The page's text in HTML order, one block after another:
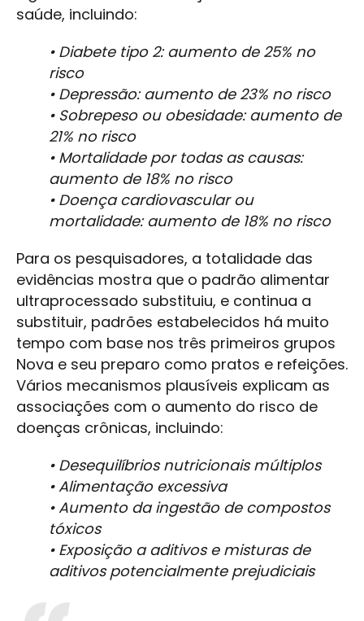
saúde, incluindo:
• Diabete tipo 2: aumento de 25% no
risco
• Depressão: aumento de 23% no risco
• Sobrepeso ou obesidade: aumento de
21% no risco
• Mortalidade por todas as causas:
aumento de 18% no risco
• Doença cardiovascular ou
mortalidade: aumento de 18% no risco
Para os pesquisadores, a totalidade das
evidências mostra que o padrão alimentar
ultraprocessado substituiu, e continua a
substituir, padrões estabelecidos há muito
tempo com base nos três primeiros grupos
Nova e seu preparo como pratos e refeições.
Vários mecanismos plausíveis explicam as
associações com o aumento do risco de
doenças crônicas, incluindo:
• Desequilíbrios nutricionais múltiplos
• Alimentação excessiva
• Aumento da ingestão de compostos
tóxicos
• Exposição a aditivos e misturas de
aditivos potencialmente prejudiciais